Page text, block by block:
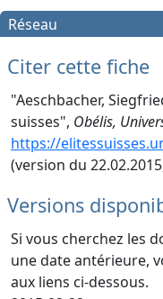
Réseau
Citer cette fiche
"Aeschbacher,
suisses", Obélis,
https://
(version du
Versions
Si vous cherchez les
une date antérieure,
aux liens ci-dessous.